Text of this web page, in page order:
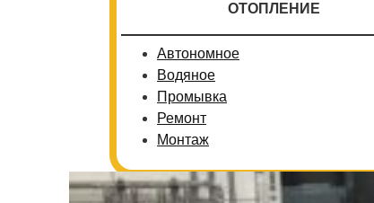
ОТОПЛЕНИЕ
Автономное
Водяное
Промывка
Ремонт
Монтаж